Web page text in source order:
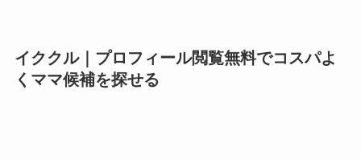
イククル｜プロフィール閲覧無料でコスパよ
くママ候補を探せる